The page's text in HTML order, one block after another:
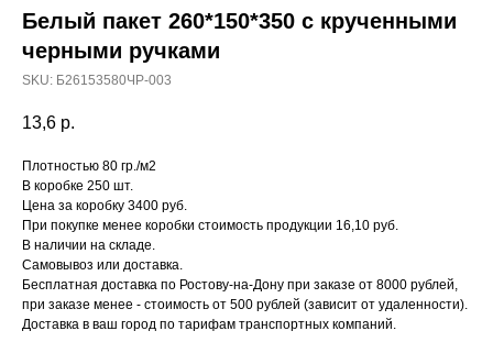
Белый пакет 260*150*350 с крученными
черными ручками
SKU: Б26153580ЧР-003
13,6 р.
Плотностью 80 гр./м2
В коробке 250 шт.
Цена за коробку 3400 руб.
При покупке менее коробки стоимость продукции 16,10 руб.
В наличии на складе.
Самовывоз или доставка.
Бесплатная доставка по Ростову-на-Дону при заказе от 8000 рублей,
при заказе менее - стоимость от 500 рублей (зависит от удаленности).
Доставка в ваш город по тарифам транспортных компаний.